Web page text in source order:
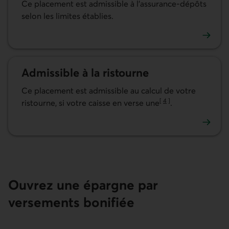
Ce placement est admissible à l’assurance-dépôts
selon les limites établies.
Admissible à la ristourne
Ce placement est admissible au calcul de votre
ristourne, si votre caisse en verse une[ 4 ]
Aller à la note
.
Ouvrez une épargne par
versements bonifiée